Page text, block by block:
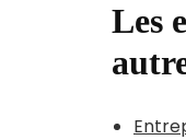
Les